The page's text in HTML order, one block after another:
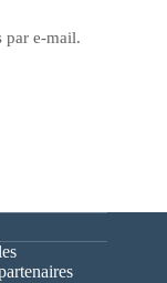
par e-mail.